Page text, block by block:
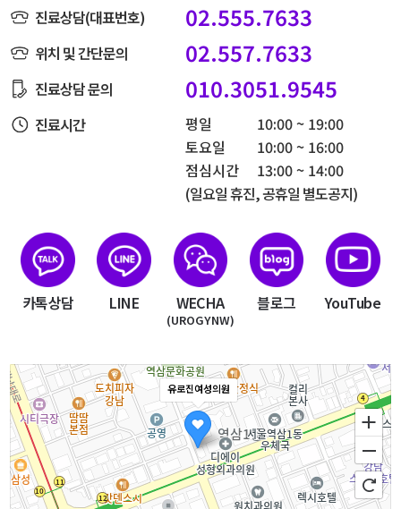
진료상담(대표번호) 02.555.7633
위치 및 간단문의 02.557.7633
진료상담 문의 010.3051.9545
진료시간 평일
10:00 ~ 19:00
토요일
10:00 ~ 16:00
점심시간
13:00 ~ 14:00
(일요일 휴진, 공휴일 별도공지)
카톡상담 LINE WECHA
(UROGYNW)
블로그 YouTube
유로진여성의원